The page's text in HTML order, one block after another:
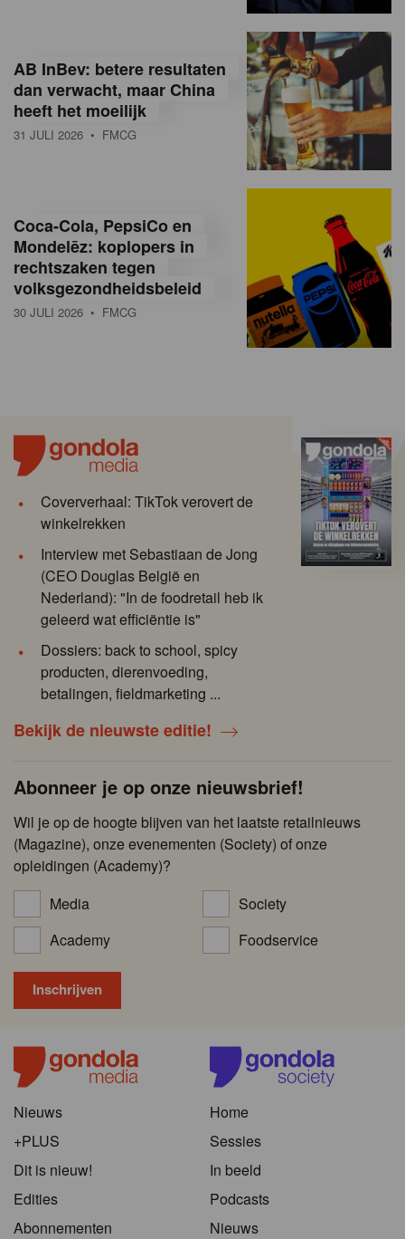
AB InBev: betere resultaten
dan verwacht, maar China
heeft het moeilijk
31 JULI 2026 • FMCG
Coca-Cola, PepsiCo en
Mondelēz: koplopers in
rechtszaken tegen
volksgezondheidsbeleid
30 JULI 2026 • FMCG
Coververhaal: TikTok verovert de
winkelrekken
Interview met Sebastiaan de Jong
(CEO Douglas België en
Nederland): "In de foodretail heb ik
geleerd wat efficiëntie is"
Dossiers: back to school, spicy
producten, dierenvoeding,
betalingen, fieldmarketing ...
Bekijk de nieuwste editie!
Abonneer je op onze nieuwsbrief!
Wil je op de hoogte blijven van het laatste retailnieuws
(Magazine), onze evenementen (Society) of onze
opleidingen (Academy)?
Media
Society
Academy
Foodservice
Nieuws
+PLUS
Dit is nieuw!
Edities
Abonnementen
Home
Sessies
In beeld
Podcasts
Nieuws